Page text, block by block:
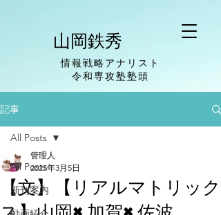
山岡鉄秀
情報戦略アナリスト
​令和専攻塾塾頭
記事
All Posts
新刊案内
All Posts
【文】【リアルマトリック
管理人
2025年3月5日